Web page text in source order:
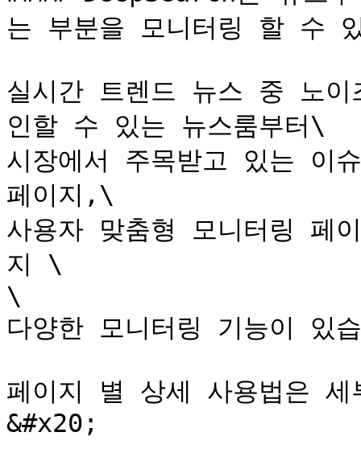
는 부분을 모니터링 할 수
실시간 트렌드 뉴스 중 노
인할 수 있는 뉴스룸부터\
시장에서 주목받고 있는 이
페이지,\
사용자 맞춤형 모니터링 페
지 \
\
다양한 모니터링 기능이 있
페이지 별 상세 사용법은 세